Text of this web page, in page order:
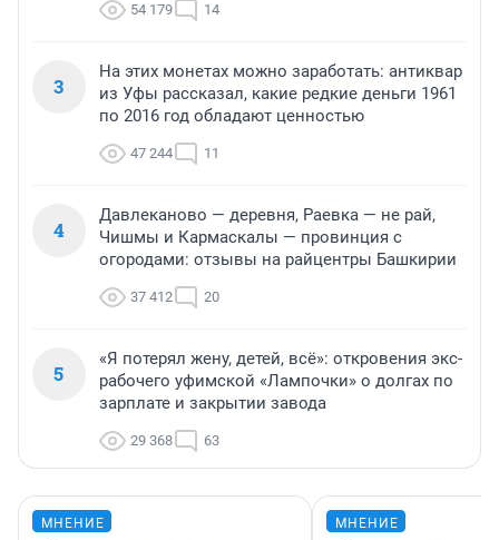
54 179 14
3
На этих монетах можно заработать: антиквар
из Уфы рассказал, какие редкие деньги 1961
по 2016 год обладают ценностью
47 244 11
4
Давлеканово — деревня, Раевка — не рай,
Чишмы и Кармаскалы — провинция с
огородами: отзывы на райцентры Башкирии
37 412 20
5
«Я потерял жену, детей, всё»: откровения экс-
рабочего уфимской «Лампочки» о долгах по
зарплате и закрытии завода
29 368 63
МНЕНИЕ МНЕНИЕ